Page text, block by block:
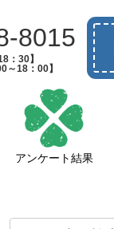
8015
：30】
～18：00】
アンケート結果